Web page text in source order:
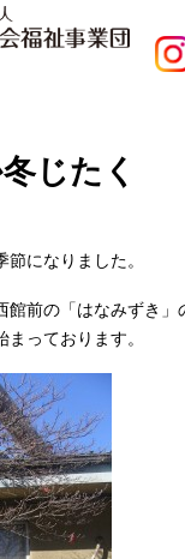
じたく
になりました。
館前の「はなみずき」
っております。